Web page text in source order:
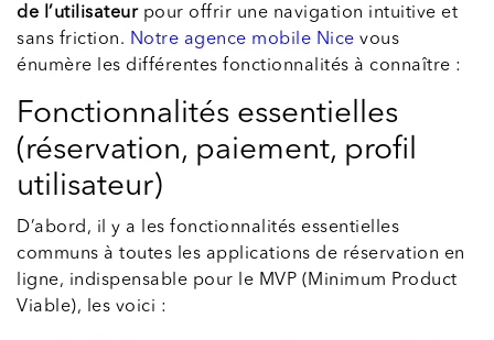
de l’utilisateurpour offrir une navigation intuitive et
sans friction. Notre agence mobile Nice vous
énumère les différentes fonctionnalités à connaître :
Fonctionnalités essentielles
(réservation, paiement, profil
utilisateur)
D’abord, il y a les fonctionnalités essentielles
communs à toutes les applications de réservation en
ligne, indispensable pour le MVP (Minimum Product
Viable), les voici :